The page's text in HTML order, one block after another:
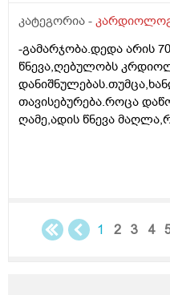
კატეგორია -
-გამარჯობა.დედა არის
წნევა,ღებულობს
თავისებურება.როცა
ღამე,ადის წნევა
გარეშე ჩამოდის
1 2 3 4